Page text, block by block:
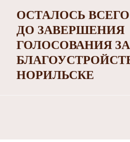
ОСТАЛОСЬ
ДО ЗАВЕРШЕНИЯ
ГОЛОСОВАНИЯ ЗА
НОРИЛЬСКЕ